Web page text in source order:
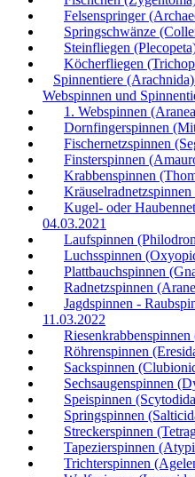
Felsenspringer
Springschwänze
Steinfliegen
Köcherfliegen
Spinnentiere
Webspinnen und
1. Webspinnen
Dornfingerspinnen
Fischernetzspinnen
Finsterspinnen
Krabbenspinnen
Kugel- oder
04.03.2021
Laufspinnen
Luchsspinnen
Plattbauchspinnen
Radnetzspinnen
Jagdspinnen -
11.03.2022
Röhrenspinnen
Sackspinnen
Sechsaugenspinnen
Speispinnen
Springspinnen
Streckerspinnen
Tapezierspinnen
Trichterspinnen